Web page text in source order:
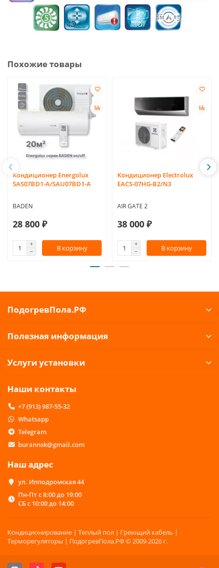
Похожие товары
Кондиционер Energolux
SAS07BD1-A/SAU07BD1-A
BADEN
28 800 ₽
В корзину
Кондиционер Electrolux
EACS-07HG-B2/N3
AIR GATE 2
38 000 ₽
В корзину
ПодогревПола.РФ
Полезная информация
Услуги установки
Наши контакты
+7 (913) 987-55-32
Whatsapp
Telegram
burannsk@gmail.com
Наш адрес
ул. Ипподромская 44
Пн-Пт с 8:00 до 19:00
СБ с 10:00 до 14:00
Кондиционирование | Теплый пол | Греющий кабель |
Терморегуляторы | ПодогревПола.РФ © 2009-2026 г.